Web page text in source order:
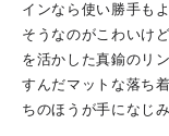
インなら使い勝手も
そうなのがこわいけ
を活かした真鍮のリ
すんだマットな落ち
ちのほうが手になじみ